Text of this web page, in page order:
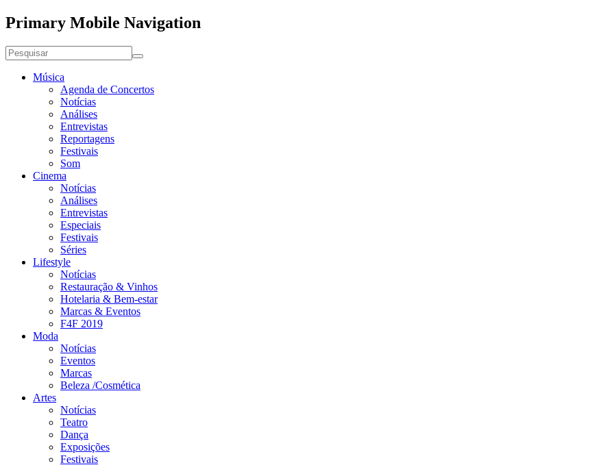
Primary Mobile Navigation
Música
Agenda de Concertos
Notícias
Análises
Entrevistas
Reportagens
Festivais
Som
Cinema
Notícias
Análises
Entrevistas
Especiais
Festivais
Séries
Lifestyle
Notícias
Restauração & Vinhos
Hotelaria & Bem-estar
Marcas & Eventos
F4F 2019
Moda
Notícias
Eventos
Marcas
Beleza /Cosmética
Artes
Notícias
Teatro
Dança
Exposições
Festivais